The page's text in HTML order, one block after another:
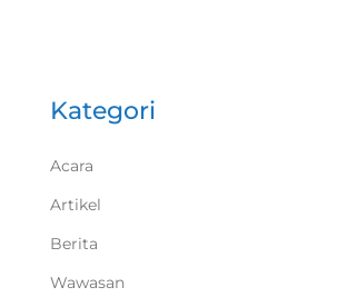
Kategori
Acara
Artikel
Berita
Wawasan